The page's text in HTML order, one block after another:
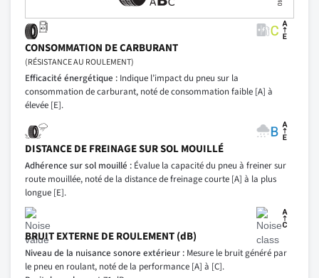
CONSOMMATION DE CARBURANT
(RÉSISTANCE AU ROULEMENT)
Efficacité énergétique : Indique l’impact du pneu sur la
consommation de carburant, noté de consommation faible [A] à
élevée [E].
DISTANCE DE FREINAGE SUR SOL MOUILLÉ
Adhérence sur sol mouillé : Évalue la capacité du pneu à freiner sur
route mouillée, noté de la distance de freinage courte [A] à la plus
longue [E].
BRUIT EXTERNE DE ROULEMENT (dB)
Niveau de la nuisance sonore extérieur : Mesure le bruit généré par
le pneu en roulant, noté de la performance [A] à [C].